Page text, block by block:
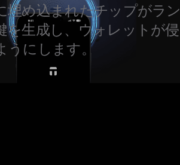
埋め込まれたチップがラン
を生成し、ウォレットが侵
うにします。